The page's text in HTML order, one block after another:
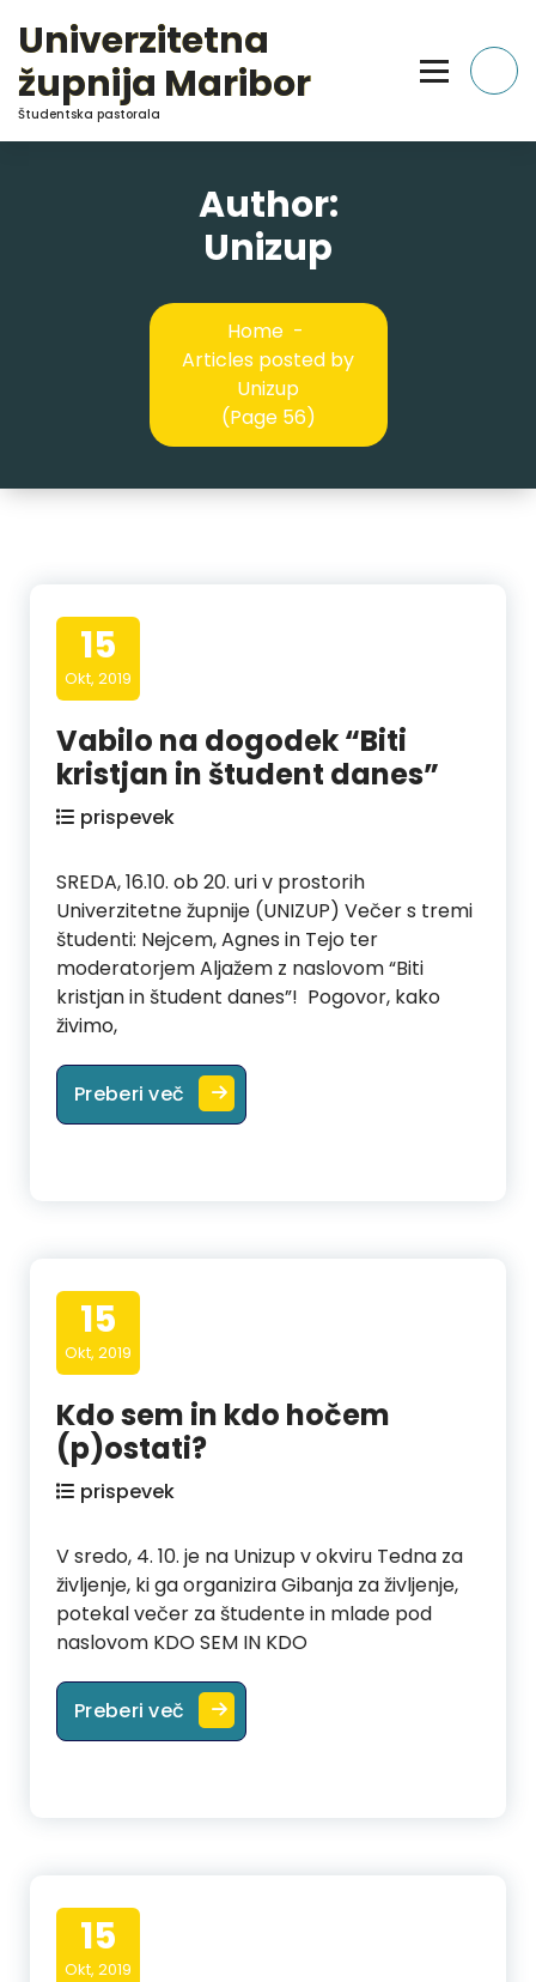
Content
Univerzitetna
župnija Maribor
Študentska pastorala
Author:
Unizup
Home -
Articles posted by
Unizup
(Page 56)
15
Okt, 2019
Vabilo na dogodek “Biti
kristjan in študent danes”
prispevek
SREDA, 16.10. ob 20. uri v prostorih
Univerzitetne župnije (UNIZUP) Večer s tremi
študenti: Nejcem, Agnes in Tejo ter
moderatorjem Aljažem z naslovom “Biti
kristjan in študent danes”! Pogovor, kako
živimo,
Preberi več Vabilo na dogodek “Biti kristjan in
15
Okt, 2019
Kdo sem in kdo hočem
(p)ostati?
prispevek
V sredo, 4. 10. je na Unizup v okviru Tedna za
življenje, ki ga organizira Gibanja za življenje,
potekal večer za študente in mlade pod
naslovom KDO SEM IN KDO
Preberi več Kdo sem in kdo hočem (p)ostati?
15
Okt, 2019